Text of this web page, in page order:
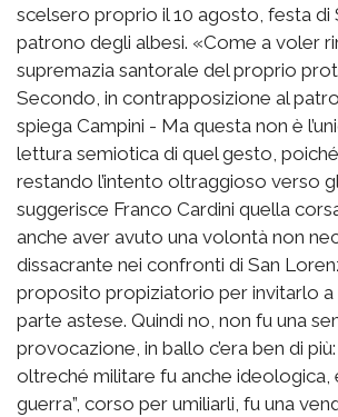
scelsero proprio il 10 agosto, festa di
patrono degli albesi. «Come a voler
supremazia santorale del proprio
Secondo, in contrapposizione al
spiega Campini - Ma questa non è
lettura semiotica di quel gesto,
restando l’intento oltraggioso verso
suggerisce Franco Cardini quella
anche aver avuto una volontà non
dissacrante nei confronti di San
proposito propiziatorio per invitarlo a
parte astese. Quindi no, non fu una
provocazione, in ballo c’era ben di
oltreché militare fu anche ideologica,
guerra”, corso per umiliarli, fu una